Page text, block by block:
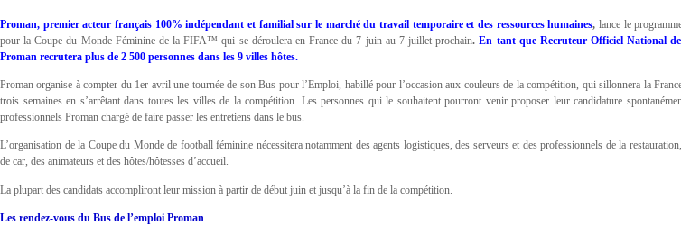
Proman, premier acteur français 100% indépendant et familial sur le marché du travail temporaire et des ressources humaines, lance le
pour la Coupe du Monde Féminine de la FIFA™ qui se déroulera en France du 7 juin au 7 juillet prochain.En tant que Recruteur Officiel National
Proman recrutera plus de 2 500 personnes dans les 9 villes hôtes.
Proman organise à compter du 1er avril une tournée de son Bus pour l’Emploi, habillé pour l’occasion aux couleurs de la compétition, qui sillonnera la
trois semaines en s’arrêtant dans toutes les villes de la compétition. Les personnes qui le souhaitent pourront venir proposer leur candidature
professionnels Proman chargé de faire passer les entretiens dans le bus.
L’organisation de la Coupe du Monde de football féminine nécessitera notamment des agents logistiques, des serveurs et des professionnels de la
de car, des animateurs et des hôtes/hôtesses d’accueil.
La plupart des candidats accompliront leur mission à partir de début juin et jusqu’à la fin de la compétition.
Les rendez-vous du Bus de l’emploi Proman